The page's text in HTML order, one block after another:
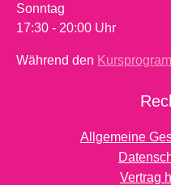
Sonntag
17:30 - 20:00 Uhr
Während den
Allgemeine
Vertrag